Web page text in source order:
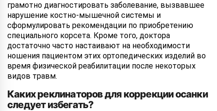
грамотно диагностировать заболевание, вызвавшее
нарушение костно-мышечной системы и
сформулировать рекомендации по приобретению
специального корсета. Кроме того, доктора
достаточно часто настаивают на необходимости
ношения пациентом этих ортопедических изделий во
время физической реабилитации после некоторых
видов травм.
Каких реклинаторов для коррекции осанки
следует избегать?